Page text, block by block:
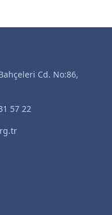
Cd. No:86,
57 22